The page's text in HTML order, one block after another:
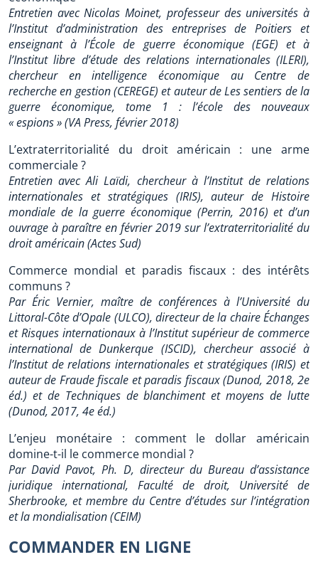
Entretien avec Nicolas Moinet, professeur des universités à
l’Institut d’administration des entreprises de Poitiers et
enseignant à l’École de guerre économique (EGE) et à
l’Institut libre d’étude des relations internationales (ILERI),
chercheur en intelligence économique au Centre de
recherche en gestion (CEREGE) et auteur de Les sentiers de la
guerre économique, tome 1 : l’école des nouveaux
« espions » (VA Press, février 2018)
L’extraterritorialité du droit américain : une arme
commerciale ?
Entretien avec Ali Laïdi, chercheur à l’Institut de relations
internationales et stratégiques (IRIS), auteur de Histoire
mondiale de la guerre économique (Perrin, 2016) et d’un
ouvrage à paraître en février 2019 sur l’extraterritorialité du
droit américain (Actes Sud)
Commerce mondial et paradis fiscaux : des intérêts
communs ?
Par Éric Vernier, maître de conférences à l’Université du
Littoral-Côte d’Opale (ULCO), directeur de la chaire Échanges
et Risques internationaux à l’Institut supérieur de commerce
international de Dunkerque (ISCID), chercheur associé à
l’Institut de relations internationales et stratégiques (IRIS) et
auteur de Fraude fiscale et paradis fiscaux (Dunod, 2018, 2e
éd.) et de Techniques de blanchiment et moyens de lutte
(Dunod, 2017, 4e éd.)
L’enjeu monétaire : comment le dollar américain
domine-t-il le commerce mondial ?
Par David Pavot, Ph. D, directeur du Bureau d’assistance
juridique international, Faculté de droit, Université de
Sherbrooke, et membre du Centre d’études sur l’intégration
et la mondialisation (CEIM)
COMMANDER EN LIGNE